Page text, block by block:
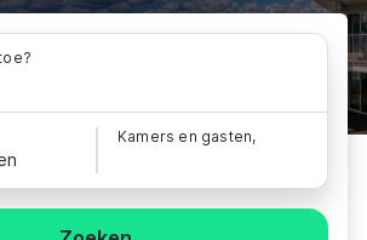
Kamers en gasten,